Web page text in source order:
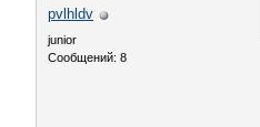
pvlhldv
junior
Сообщений: 8